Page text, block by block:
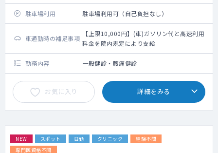
駐車場利用 駐車場利用可（自己負担なし）
車通勤時の補足事項
【上限10,000円】(車)ガソリン代と高速利用
料金を院内規定により支給
勤務内容 一般健診・腰痛健診
お気に入り 詳細をみる
NEW スポット 日勤 クリニック
経験不問
専門医資格不問